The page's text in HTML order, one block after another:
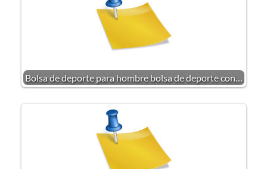
Bolsa de deporte para hombre bolsa de deporte con…